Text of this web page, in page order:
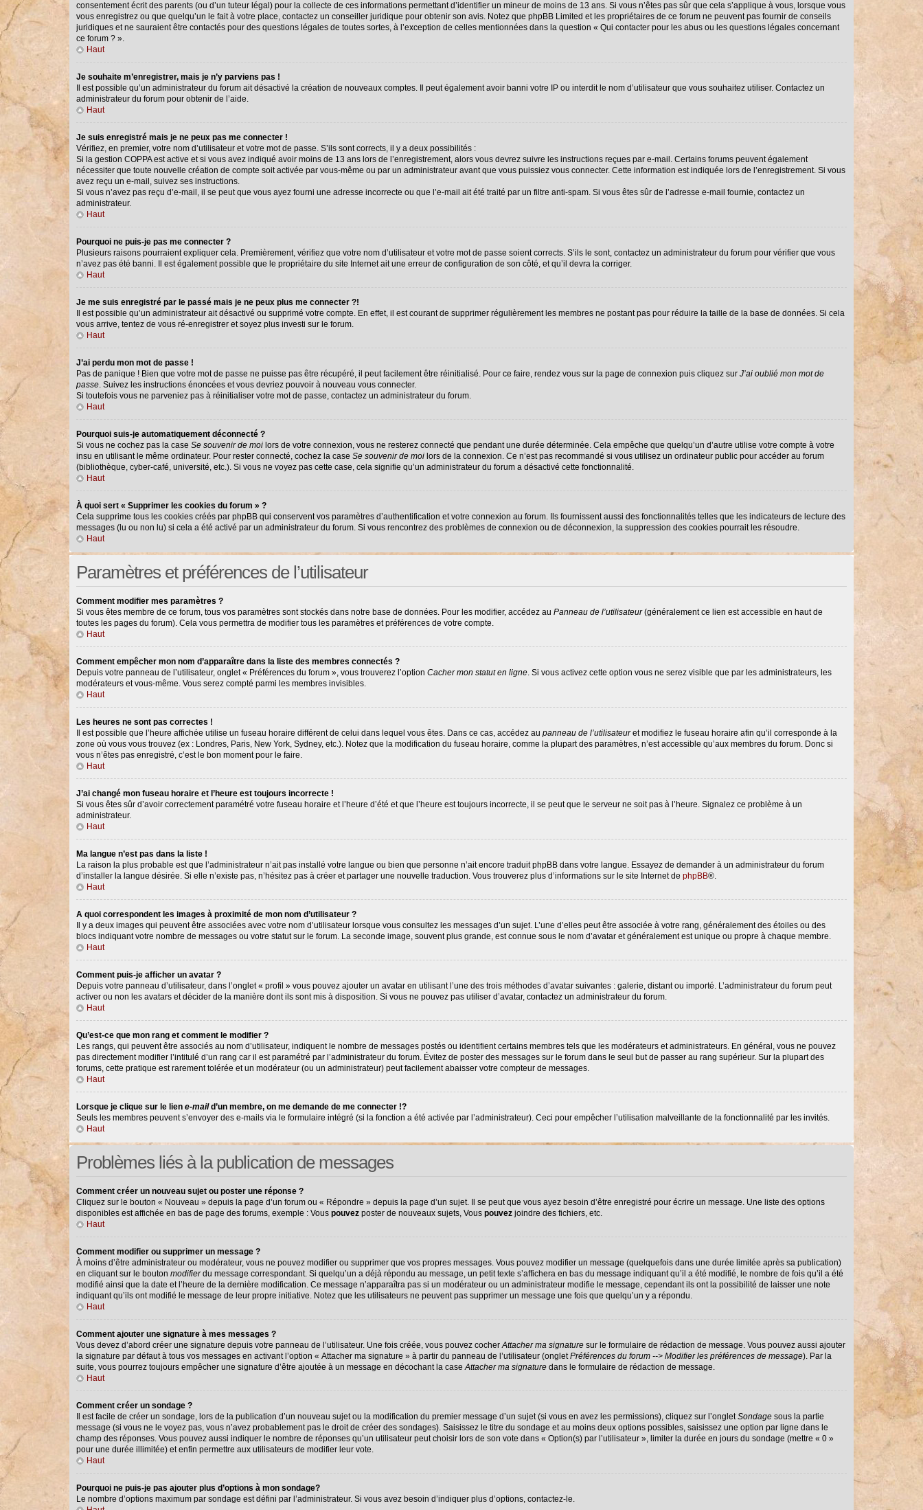
consentement écrit des parents (ou d’un tuteur légal) pour la collecte de ces informations permettant d’identifier un mineur de moins de 13 ans. Si vous n’êtes pas sûr que cela s’applique à vous, lorsque vous
vous enregistrez ou que quelqu’un le fait à votre place, contactez un conseiller juridique pour obtenir son avis. Notez que phpBB Limited et les propriétaires de ce forum ne peuvent pas fournir de conseils
juridiques et ne sauraient être contactés pour des questions légales de toutes sortes, à l’exception de celles mentionnées dans la question « Qui contacter pour les abus ou les questions légales concernant
ce forum ? ».
Haut
Je souhaite m’enregistrer, mais je n’y parviens pas !
Il est possible qu’un administrateur du forum ait désactivé la création de nouveaux comptes. Il peut également avoir banni votre IP ou interdit le nom d’utilisateur que vous souhaitez utiliser. Contactez un
administrateur du forum pour obtenir de l’aide.
Haut
Je suis enregistré mais je ne peux pas me connecter !
Vérifiez, en premier, votre nom d’utilisateur et votre mot de passe. S’ils sont corrects, il y a deux possibilités :
Si la gestion COPPA est active et si vous avez indiqué avoir moins de 13 ans lors de l’enregistrement, alors vous devrez suivre les instructions reçues par e-mail. Certains forums peuvent également
nécessiter que toute nouvelle création de compte soit activée par vous-même ou par un administrateur avant que vous puissiez vous connecter. Cette information est indiquée lors de l’enregistrement. Si vous
avez reçu un e-mail, suivez ses instructions.
Si vous n’avez pas reçu d’e-mail, il se peut que vous ayez fourni une adresse incorrecte ou que l’e-mail ait été traité par un filtre anti-spam. Si vous êtes sûr de l’adresse e-mail fournie, contactez un
administrateur.
Haut
Pourquoi ne puis-je pas me connecter ?
Plusieurs raisons pourraient expliquer cela. Premièrement, vérifiez que votre nom d’utilisateur et votre mot de passe soient corrects. S’ils le sont, contactez un administrateur du forum pour vérifier que vous
n’avez pas été banni. Il est également possible que le propriétaire du site Internet ait une erreur de configuration de son côté, et qu’il devra la corriger.
Haut
Je me suis enregistré par le passé mais je ne peux plus me connecter ?!
Il est possible qu’un administrateur ait désactivé ou supprimé votre compte. En effet, il est courant de supprimer régulièrement les membres ne postant pas pour réduire la taille de la base de données. Si cela
vous arrive, tentez de vous ré-enregistrer et soyez plus investi sur le forum.
Haut
J’ai perdu mon mot de passe !
Pas de panique ! Bien que votre mot de passe ne puisse pas être récupéré, il peut facilement être réinitialisé. Pour ce faire, rendez vous sur la page de connexion puis cliquez sur J’ai oublié mon mot de
passe. Suivez les instructions énoncées et vous devriez pouvoir à nouveau vous connecter.
Si toutefois vous ne parveniez pas à réinitialiser votre mot de passe, contactez un administrateur du forum.
Haut
Pourquoi suis-je automatiquement déconnecté ?
Si vous ne cochez pas la case Se souvenir de moilors de votre connexion, vous ne resterez connecté que pendant une durée déterminée. Cela empêche que quelqu’un d’autre utilise votre compte à votre
insu en utilisant le même ordinateur. Pour rester connecté, cochez la case Se souvenir de moilors de la connexion. Ce n’est pas recommandé si vous utilisez un ordinateur public pour accéder au forum
(bibliothèque, cyber-café, université, etc.). Si vous ne voyez pas cette case, cela signifie qu’un administrateur du forum a désactivé cette fonctionnalité.
Haut
À quoi sert « Supprimer les cookies du forum » ?
Cela supprime tous les cookies créés par phpBB qui conservent vos paramètres d’authentification et votre connexion au forum. Ils fournissent aussi des fonctionnalités telles que les indicateurs de lecture des
messages (lu ou non lu) si cela a été activé par un administrateur du forum. Si vous rencontrez des problèmes de connexion ou de déconnexion, la suppression des cookies pourrait les résoudre.
Haut
Paramètres et préférences de l’utilisateur
Comment modifier mes paramètres ?
Si vous êtes membre de ce forum, tous vos paramètres sont stockés dans notre base de données. Pour les modifier, accédez au Panneau de l’utilisateur(généralement ce lien est accessible en haut de
toutes les pages du forum). Cela vous permettra de modifier tous les paramètres et préférences de votre compte.
Haut
Comment empêcher mon nom d’apparaître dans la liste des membres connectés ?
Depuis votre panneau de l’utilisateur, onglet « Préférences du forum », vous trouverez l’option Cacher mon statut en ligne. Si vous activez cette option vous ne serez visible que par les administrateurs, les
modérateurs et vous-même. Vous serez compté parmi les membres invisibles.
Haut
Les heures ne sont pas correctes !
Il est possible que l’heure affichée utilise un fuseau horaire différent de celui dans lequel vous êtes. Dans ce cas, accédez au panneau de l’utilisateuret modifiez le fuseau horaire afin qu’il corresponde à la
zone où vous vous trouvez (ex : Londres, Paris, New York, Sydney, etc.). Notez que la modification du fuseau horaire, comme la plupart des paramètres, n’est accessible qu’aux membres du forum. Donc si
vous n’êtes pas enregistré, c’est le bon moment pour le faire.
Haut
J’ai changé mon fuseau horaire et l’heure est toujours incorrecte !
Si vous êtes sûr d’avoir correctement paramétré votre fuseau horaire et l’heure d’été et que l’heure est toujours incorrecte, il se peut que le serveur ne soit pas à l’heure. Signalez ce problème à un
administrateur.
Haut
Ma langue n’est pas dans la liste !
La raison la plus probable est que l’administrateur n’ait pas installé votre langue ou bien que personne n’ait encore traduit phpBB dans votre langue. Essayez de demander à un administrateur du forum
d’installer la langue désirée. Si elle n’existe pas, n’hésitez pas à créer et partager une nouvelle traduction. Vous trouverez plus d’informations sur le site Internet de phpBB®.
Haut
A quoi correspondent les images à proximité de mon nom d’utilisateur ?
Il y a deux images qui peuvent être associées avec votre nom d’utilisateur lorsque vous consultez les messages d’un sujet. L’une d’elles peut être associée à votre rang, généralement des étoiles ou des
blocs indiquant votre nombre de messages ou votre statut sur le forum. La seconde image, souvent plus grande, est connue sous le nom d’avatar et généralement est unique ou propre à chaque membre.
Haut
Comment puis-je afficher un avatar ?
Depuis votre panneau d’utilisateur, dans l’onglet « profil » vous pouvez ajouter un avatar en utilisant l’une des trois méthodes d’avatar suivantes : galerie, distant ou importé. L’administrateur du forum peut
activer ou non les avatars et décider de la manière dont ils sont mis à disposition. Si vous ne pouvez pas utiliser d’avatar, contactez un administrateur du forum.
Haut
Qu’est-ce que mon rang et comment le modifier ?
Les rangs, qui peuvent être associés au nom d’utilisateur, indiquent le nombre de messages postés ou identifient certains membres tels que les modérateurs et administrateurs. En général, vous ne pouvez
pas directement modifier l’intitulé d’un rang car il est paramétré par l’administrateur du forum. Évitez de poster des messages sur le forum dans le seul but de passer au rang supérieur. Sur la plupart des
forums, cette pratique est rarement tolérée et un modérateur (ou un administrateur) peut facilement abaisser votre compteur de messages.
Haut
Lorsque je clique sur le lien e-maild’un membre, on me demande de me connecter !?
Seuls les membres peuvent s’envoyer des e-mails via le formulaire intégré (si la fonction a été activée par l’administrateur). Ceci pour empêcher l’utilisation malveillante de la fonctionnalité par les invités.
Haut
Problèmes liés à la publication de messages
Comment créer un nouveau sujet ou poster une réponse ?
Cliquez sur le bouton « Nouveau » depuis la page d’un forum ou « Répondre » depuis la page d’un sujet. Il se peut que vous ayez besoin d’être enregistré pour écrire un message. Une liste des options
disponibles est affichée en bas de page des forums, exemple : Vous pouvezposter de nouveaux sujets, Vous pouvezjoindre des fichiers, etc.
Haut
Comment modifier ou supprimer un message ?
À moins d’être administrateur ou modérateur, vous ne pouvez modifier ou supprimer que vos propres messages. Vous pouvez modifier un message (quelquefois dans une durée limitée après sa publication)
en cliquant sur le bouton modifierdu message correspondant. Si quelqu’un a déjà répondu au message, un petit texte s’affichera en bas du message indiquant qu’il a été modifié, le nombre de fois qu’il a été
modifié ainsi que la date et l’heure de la dernière modification. Ce message n’apparaîtra pas si un modérateur ou un administrateur modifie le message, cependant ils ont la possibilité de laisser une note
indiquant qu’ils ont modifié le message de leur propre initiative. Notez que les utilisateurs ne peuvent pas supprimer un message une fois que quelqu’un y a répondu.
Haut
Comment ajouter une signature à mes messages ?
Vous devez d’abord créer une signature depuis votre panneau de l’utilisateur. Une fois créée, vous pouvez cocherAttacher ma signaturesur le formulaire de rédaction de message. Vous pouvez aussi ajouter
la signature par défaut à tous vos messages en activant l’option « Attacher ma signature » à partir du panneau de l’utilisateur (ongletPréférences du forum --> Modifier les préférences de message). Par la
suite, vous pourrez toujours empêcher une signature d’être ajoutée à un message en décochant la caseAttacher ma signaturedans le formulaire de rédaction de message.
Haut
Comment créer un sondage ?
Il est facile de créer un sondage, lors de la publication d’un nouveau sujet ou la modification du premier message d’un sujet (si vous en avez les permissions), cliquez sur l’ongletSondagesous la partie
message (si vous ne le voyez pas, vous n’avez probablement pas le droit de créer des sondages). Saisissez le titre du sondage et au moins deux options possibles, saisissez une option par ligne dans le
champ des réponses. Vous pouvez aussi indiquer le nombre de réponses qu’un utilisateur peut choisir lors de son vote dans « Option(s) par l’utilisateur », limiter la durée en jours du sondage (mettre « 0 »
pour une durée illimitée) et enfin permettre aux utilisateurs de modifier leur vote.
Haut
Pourquoi ne puis-je pas ajouter plus d’options à mon sondage?
Le nombre d’options maximum par sondage est défini par l’administrateur. Si vous avez besoin d’indiquer plus d’options, contactez-le.